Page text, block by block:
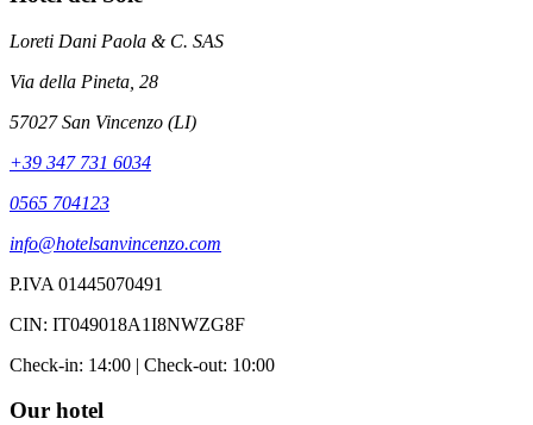
Loreti Dani Paola & C. SAS
Via della Pineta, 28
57027 San Vincenzo (LI)
+39 347 731 6034
0565 704123
info@hotelsanvincenzo.com
P.IVA 01445070491
CIN: IT049018A1I8NWZG8F
Check-in: 14:00 | Check-out: 10:00
Our hotel